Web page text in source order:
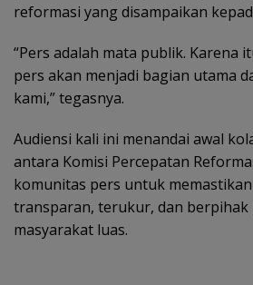
reformasi yang disampaikan
“Pers adalah mata publik. Karena
pers akan menjadi bagian utama
kami,” tegasnya.
Audiensi kali ini menandai awal
antara Komisi Percepatan
komunitas pers untuk
transparan, terukur, dan berpihak
masyarakat luas.